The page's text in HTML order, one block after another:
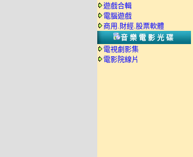
遊戲合輯
電腦遊戲
商用.財經.股票軟體
音樂電影光碟
電視劇影集
電影院線片